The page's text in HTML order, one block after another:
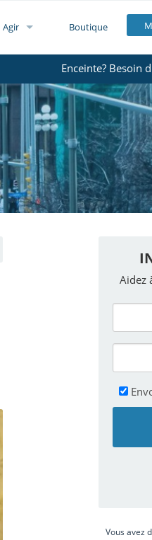
Agir Boutique
Enceinte? Besoin
Aidez
Vous avez